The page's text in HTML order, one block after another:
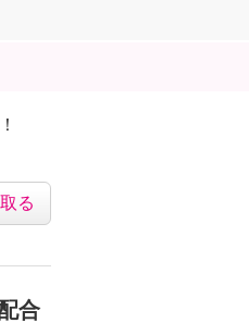
る
合